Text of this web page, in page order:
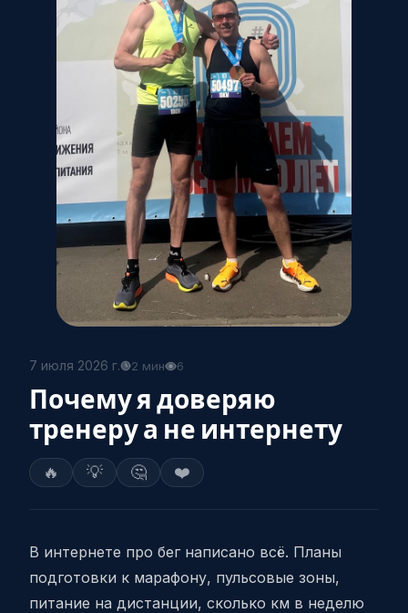
7 июля 2026 г. 2 мин 6
Почему я доверяю
тренеру а не интернету
🔥 💡 🤔 ❤️
В интернете про бег написано всё. Планы
подготовки к марафону, пульсовые зоны,
питание на дистанции, сколько км в неделю